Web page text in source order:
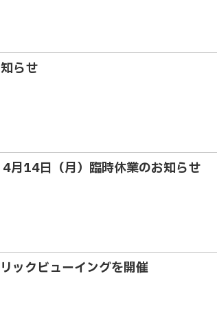
らせ
月14日（月）臨時休業のお知らせ
ックビューイングを開催